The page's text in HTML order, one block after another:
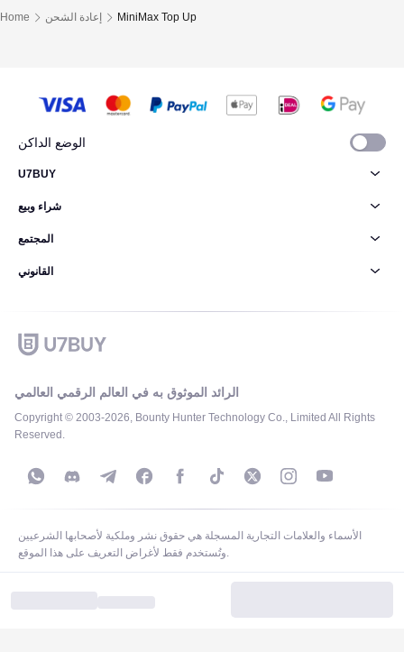
Home إعادة الشحن MiniMax Top Up
الوضع الداكن
الرائد الموثوق به في العالم الرقمي العالمي
Copyright © 2003-2026, Bounty Hunter Technology Co., Limited All Rights
Reserved.
U7BUY
شراء وبيع
المجتمع
القانوني
الأسماء والعلامات التجارية المسجلة هي حقوق نشر وملكية لأصحابها الشرعيين
وتُستخدم فقط لأغراض التعريف على هذا الموقع.